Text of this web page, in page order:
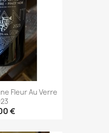
Fleur Au Verre
€